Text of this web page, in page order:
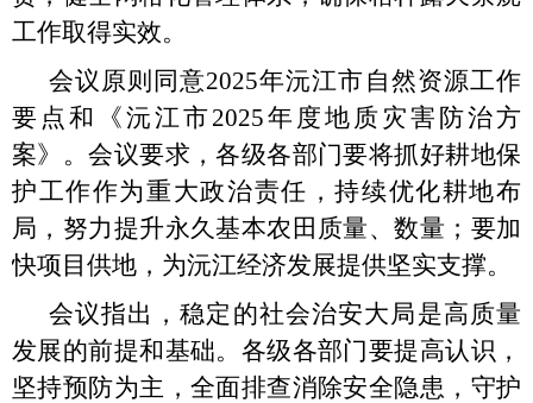
工作取得实效。
会议原则同意2025年沅江市自然资源工作
要点和《沅江市2025年度地质灾害防治方
案》。会议要求，各级各部门要将抓好耕地保
护工作作为重大政治责任，持续优化耕地布
局，努力提升永久基本农田质量、数量；要加
快项目供地，为沅江经济发展提供坚实支撑。
会议指出，稳定的社会治安大局是高质量
发展的前提和基础。各级各部门要提高认识，
坚持预防为主，全面排查消除安全隐患，守护